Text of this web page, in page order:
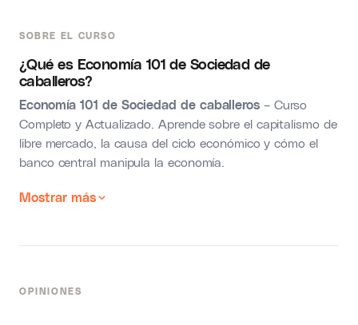
SOBRE EL CURSO
¿Qué es Economía 101 de Sociedad de
caballeros?
Economía 101 de Sociedad de caballeros– Curso
Completo y Actualizado. Aprende sobre el capitalismo de
libre mercado, la causa del ciclo económico y cómo el
banco central manipula la economía.
Mostrar más
OPINIONES